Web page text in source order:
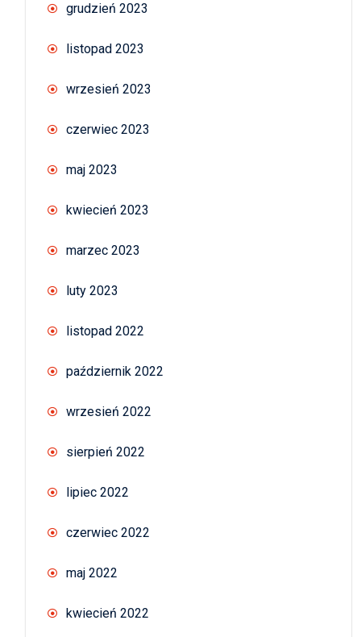
grudzień 2023
listopad 2023
wrzesień 2023
czerwiec 2023
maj 2023
kwiecień 2023
marzec 2023
luty 2023
listopad 2022
październik 2022
wrzesień 2022
sierpień 2022
lipiec 2022
czerwiec 2022
maj 2022
kwiecień 2022